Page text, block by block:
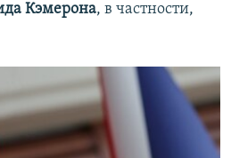
Кэмерона, в частности,